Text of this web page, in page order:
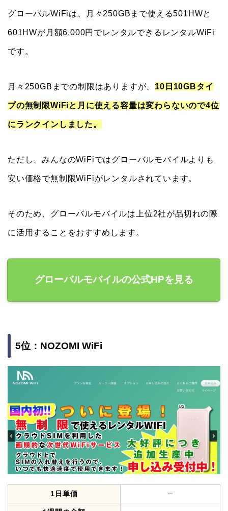
グローバルWiFiは、月々250GBまで使える501HWと
601HWが月額6,000円でレンタルできるレンタルWiFi
です。
月々250GBまでの制限はありますが、 10日10GBタイ
プの無制限WiFiと月に使える容量は変わらないので4位
にランクインしました。
ただし、みんなのWiFiではグローバルモバイルよりも
安い価格で無制限WiFiがレンタルされています。
そのため、グローバルモバイルは上位2社が品切れの際
に活用することをおすすめします。
グローバルモバイルの公式HPを見る
5位：NOZOMI WiFi
1日単価 –